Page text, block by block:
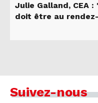
Julie Galland, CEA
doit être au
Suivez-nous